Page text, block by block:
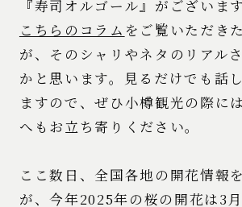
『寿司オルゴール』がございま
こちらのコラム をご覧いただき
が、そのシャリやネタのリアル
かと思います。見るだけでも話
ますので、ぜひ小樽観光の際に
へもお立ち寄りください。
ここ数日、全国各地の開花情報
が、今年2025年の桜の開花は3